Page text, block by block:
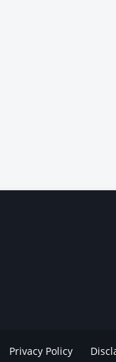
Privacy Policy